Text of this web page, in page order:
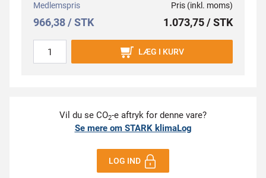
Medlemspris
966,38 / STK
Pris (inkl. moms)
1.073,75 / STK
LÆG I KURV
Vil du se CO2-e aftryk for denne vare?
Se mere om STARK klimaLog
LOG IND